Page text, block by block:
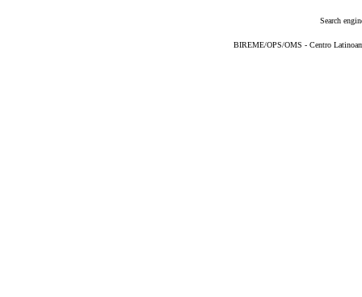
Search
BIREME/OPS/OMS - Centro